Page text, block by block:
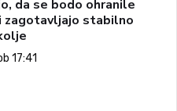
da se bodo ohranile
zagotavljajo stabilno
17:41